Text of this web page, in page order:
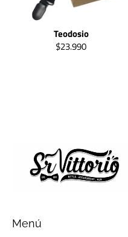
Teodosio
$23.990
Menú